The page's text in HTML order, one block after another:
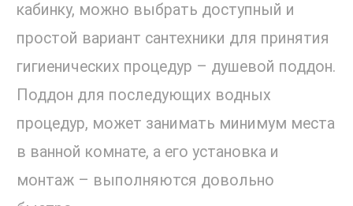
кабинку, можно выбрать доступный и
простой вариант сантехники для принятия
гигиенических процедур – душевой поддон.
Поддон для последующих водных
процедур, может занимать минимум места
в ванной комнате, а его установка и
монтаж – выполняются довольно